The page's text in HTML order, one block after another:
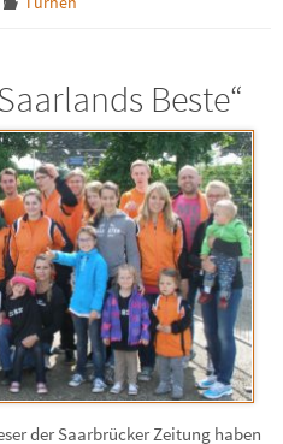
Beste“
der Saarbrücker Zeitung haben